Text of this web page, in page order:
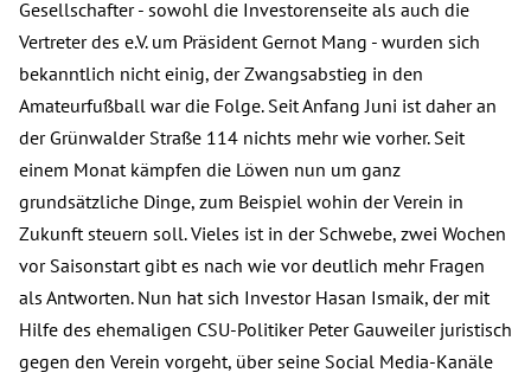
Gesellschafter - sowohl die Investorenseite als auch die
Vertreter des e.V. um Präsident Gernot Mang - wurden sich
bekanntlich nicht einig, der Zwangsabstieg in den
Amateurfußball war die Folge. Seit Anfang Juni ist daher an
der Grünwalder Straße 114 nichts mehr wie vorher. Seit
einem Monat kämpfen die Löwen nun um ganz
grundsätzliche Dinge, zum Beispiel wohin der Verein in
Zukunft steuern soll. Vieles ist in der Schwebe, zwei Wochen
vor Saisonstart gibt es nach wie vor deutlich mehr Fragen
als Antworten. Nun hat sich Investor Hasan Ismaik, der mit
Hilfe des ehemaligen CSU-Politiker Peter Gauweiler juristisch
gegen den Verein vorgeht, über seine Social Media-Kanäle